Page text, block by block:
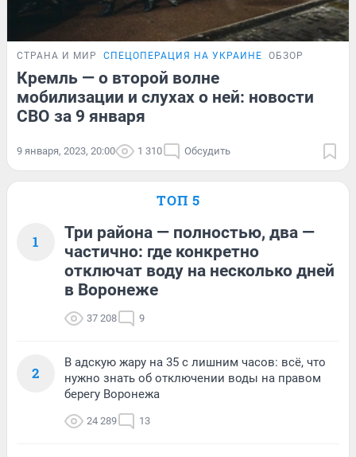
СТРАНА И МИР СПЕЦОПЕРАЦИЯ НА УКРАИНЕ ОБЗОР
Кремль — о второй волне
мобилизации и слухах о ней: новости
СВО за 9 января
9 января, 2023, 20:00 1 310 Обсудить
ТОП 5
1
Три района — полностью, два —
частично: где конкретно
отключат воду на несколько дней
в Воронеже
37 208 9
2
В адскую жару на 35 с лишним часов: всё, что
нужно знать об отключении воды на правом
берегу Воронежа
24 289 13